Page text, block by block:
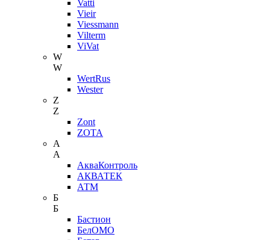
Vatti
Vieir
Viessmann
Vilterm
ViVat
W
W
WertRus
Wester
Z
Z
Zont
ZOTA
А
А
АкваКонтроль
АКВАТЕК
АТМ
Б
Б
Бастион
БелОМО